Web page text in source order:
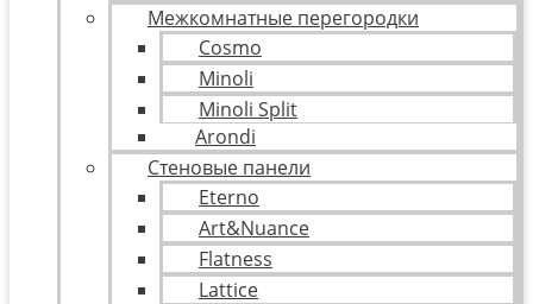
Межкомнатные перегородки
Cosmo
Minoli
Minoli Split
Arondi
Стеновые панели
Eterno
Art&Nuance
Flatness
Lattice